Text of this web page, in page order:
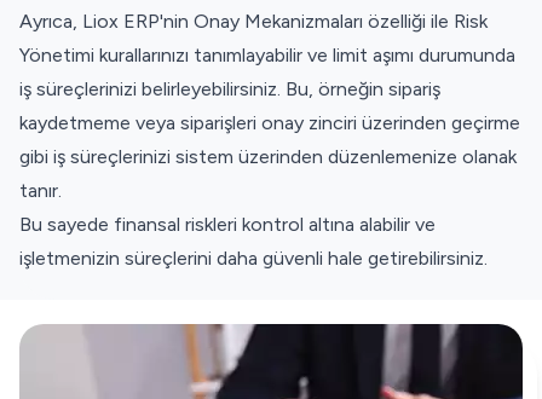
Ayrıca, Liox ERP'nin Onay Mekanizmaları özelliği ile Risk
Yönetimi kurallarınızı tanımlayabilir ve limit aşımı durumunda
iş süreçlerinizi belirleyebilirsiniz. Bu, örneğin sipariş
kaydetmeme veya siparişleri onay zinciri üzerinden geçirme
gibi iş süreçlerinizi sistem üzerinden düzenlemenize olanak
tanır.
Bu sayede finansal riskleri kontrol altına alabilir ve
işletmenizin süreçlerini daha güvenli hale getirebilirsiniz.